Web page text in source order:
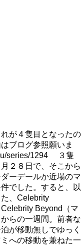
が４隻目となったの
ブログ参照願いま
series/1294 ３隻
２８日で、そこから
ーデールか近場のマ
でした。すると、以
、Celebrity
Beyond（マ
らの一週間。前者な
が移動無しでゆっく
への移動を兼ねた一